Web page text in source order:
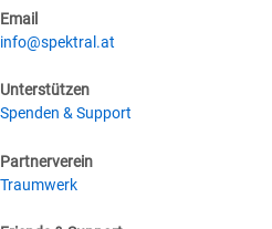
Email
info@spektral.at
Unterstützen
Spenden & Support
Partnerverein
Traumwerk